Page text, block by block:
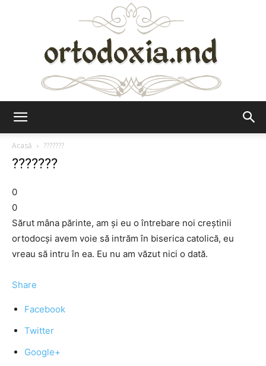
Acasă
???????
???????
0
0
Sărut mâna părinte, am şi eu o întrebare noi creştinii
ortodocşi avem voie să intrăm în biserica catolică, eu
vreau să intru în ea. Eu nu am văzut nici o dată.
Share
Facebook
Twitter
Google+